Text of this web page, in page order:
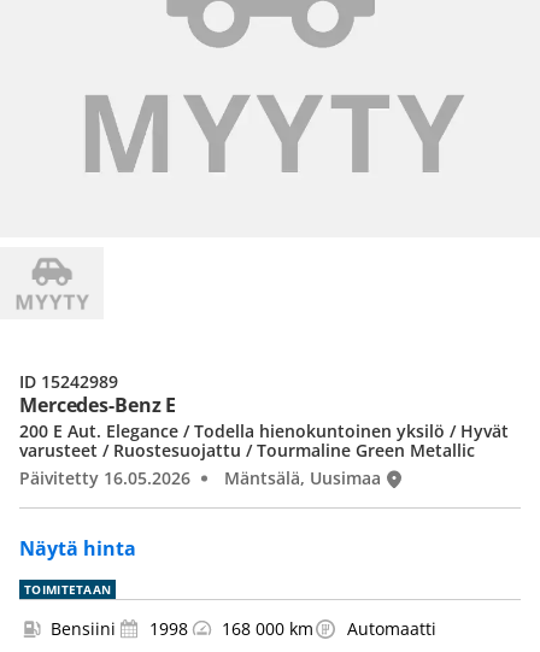
Mercedes-Benz E
Näytä hinta
200 E Aut. Elegance / Todella hienokuntoinen yksilö / Hyvät
varusteet / Ruostesuojattu / Tourmaline Green Metallic
Päivitetty 16.05.2026
Mäntsälä, Uusimaa
ID 15242989
TOIMITETAAN
Bensiini 1998 168 000 km Automaatti